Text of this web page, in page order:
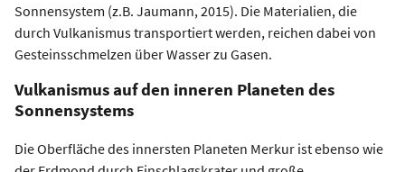
Sonnensystem (z.B. Jaumann, 2015). Die Materialien, die
durch Vulkanismus transportiert werden, reichen dabei von
Gesteinsschmelzen über Wasser zu Gasen.
Vulkanismus auf den inneren Planeten des
Sonnensystems
Die Oberfläche des innersten Planeten Merkur ist ebenso wie